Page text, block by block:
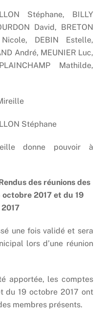
Stéphane, BILLY
David, BRETON
Nicole, DEBIN Estelle,
André, MEUNIER Luc,
Mathilde,
Stéphane
donne pouvoir à
des réunions des
2017 et du 19
une fois validé et sera
lors d’une réunion
apportée, les comptes
du 19 octobre 2017 ont
membres présents.